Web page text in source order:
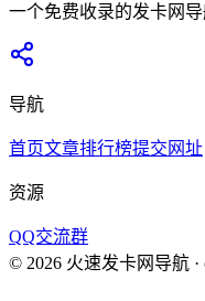
一个免费收录的发卡网
导航
首页文章排行榜提交网址
资源
QQ交流群
© 2026 火速发卡网导航